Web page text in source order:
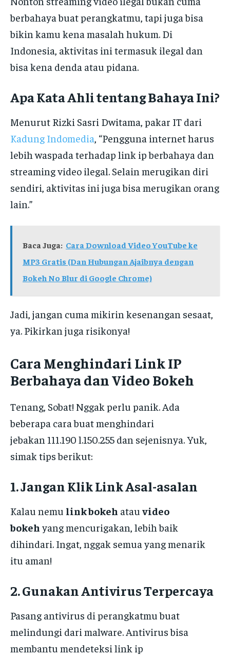
berbahaya buat perangkatmu, tapi juga bisa
bikin kamu kena masalah hukum. Di
Indonesia, aktivitas ini termasuk ilegal dan
bisa kena denda atau pidana.
Apa Kata Ahli tentang Bahaya Ini?
Menurut Rizki Sasri Dwitama, pakar IT dari
Kadung Indomedia , “Pengguna internet harus
lebih waspada terhadap link ip berbahaya dan
streaming video ilegal. Selain merugikan diri
sendiri, aktivitas ini juga bisa merugikan orang
lain.”
Baca Juga: Cara Download Video YouTube ke
MP3 Gratis (Dan Hubungan Ajaibnya dengan
Bokeh No Blur di Google Chrome)
Jadi, jangan cuma mikirin kesenangan sesaat,
ya. Pikirkan juga risikonya!
Cara Menghindari Link IP
Berbahaya dan Video Bokeh
Tenang, Sobat! Nggak perlu panik. Ada
beberapa cara buat menghindari
jebakan 111.190 l.150.255 dan sejenisnya. Yuk,
simak tips berikut:
1. Jangan Klik Link Asal-asalan
Kalau nemu link bokeh atau video
bokeh yang mencurigakan, lebih baik
dihindari. Ingat, nggak semua yang menarik
itu aman!
2. Gunakan Antivirus Terpercaya
Pasang antivirus di perangkatmu buat
melindungi dari malware. Antivirus bisa
membantu mendeteksi link ip